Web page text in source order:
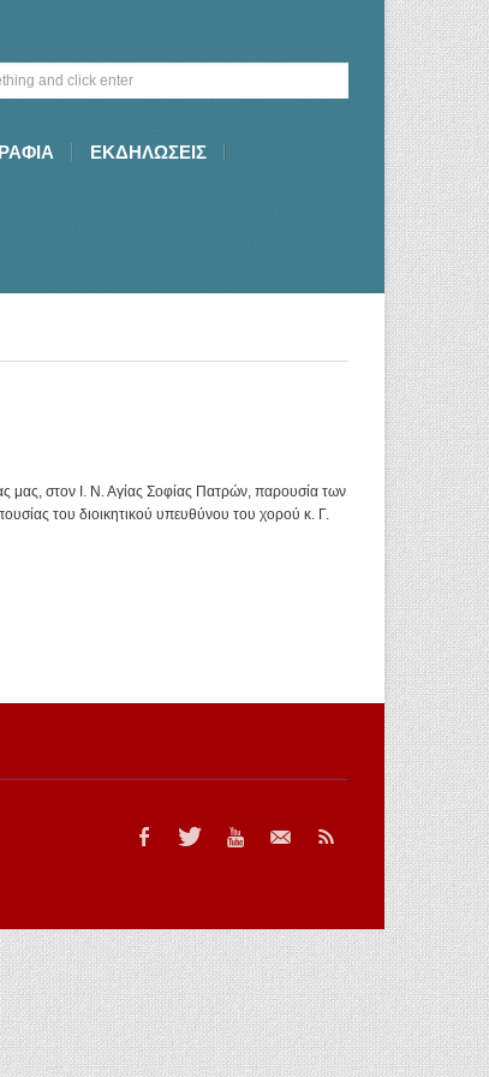
ΕΚΔΗΛΩΣΕΙΣ
μας, στον Ι. Ν. Αγίας Σοφίας Πατρών, παρουσία των
του διοικητικού υπευθύνου του χορού κ. Γ.